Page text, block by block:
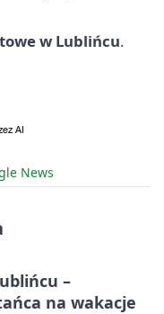
w Lublińcu.
News
–
na wakacje